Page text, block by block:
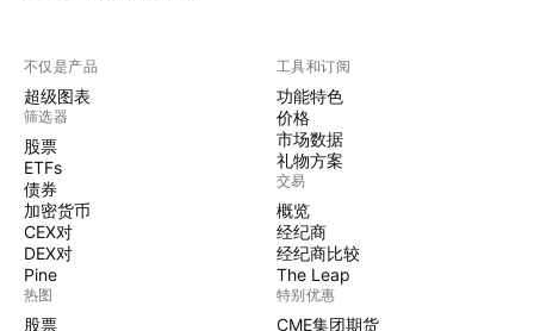
不仅是产品
超级图表
筛选器
股票
ETFs
债券
加密货币
CEX对
DEX对
Pine
热图
股票
工具和订阅
功能特色
价格
市场数据
礼物方案
交易
概览
经纪商
经纪商比较
The Leap
特别优惠
CME集团期货